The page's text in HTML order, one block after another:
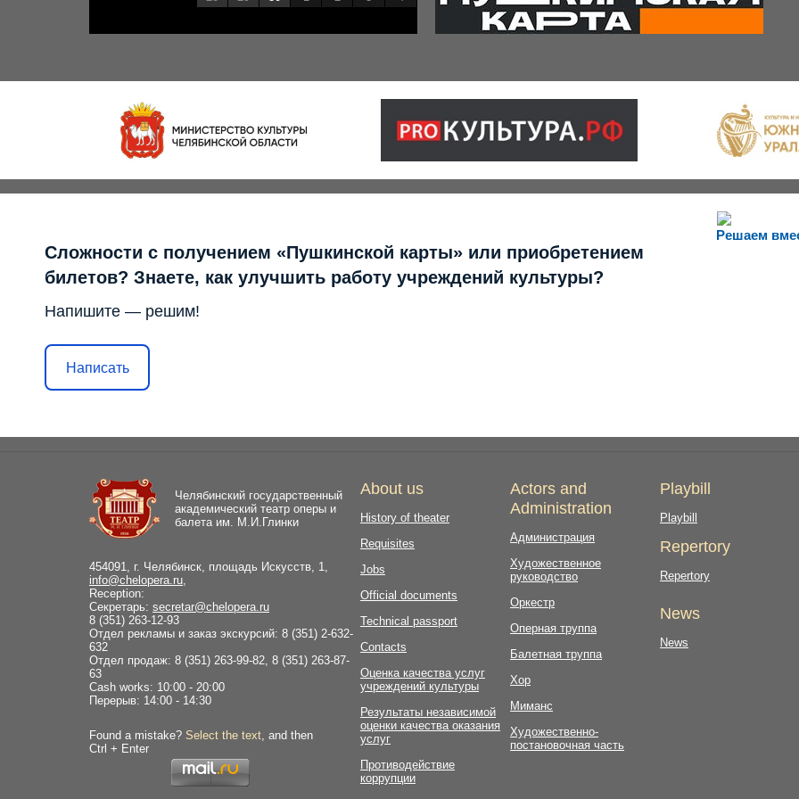
Решаем
Сложности с получением «Пушкинской карты» или приобретением
билетов? Знаете, как улучшить работу учреждений культуры?
Напишите — решим!
Написать
Челябинский государственный
академический театр оперы и
балета им. М.И.Глинки
454091, г. Челябинск, площадь Искусств, 1,
info@chelopera.ru,
Reception:
Секретарь: secretar@chelopera.ru
8 (351) 263-12-93
Отдел рекламы и заказ экскурсий: 8 (351) 2-632-
632
Отдел продаж: 8 (351) 263-99-82, 8 (351) 263-87-
63
Cash works: 10:00 - 20:00
Перерыв: 14:00 - 14:30
Found a mistake? Select the text, and then
Ctrl + Enter
About us
History of theater
Requisites
Jobs
Official documents
Technical passport
Contacts
Оценка качества услуг
учреждений культуры
Результаты независимой
оценки качества оказания
услуг
Противодействие
коррупции
Actors and
Administration
Администрация
Художественное
руководство
Оркестр
Оперная труппа
Балетная труппа
Хор
Миманс
Художественно-
постановочная часть
Playbill
Playbill
Repertory
Repertory
News
News